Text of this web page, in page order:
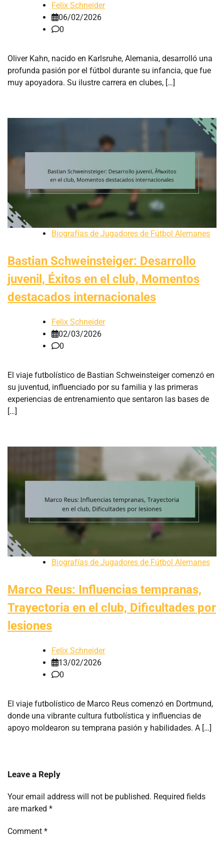
Felix Schneider
06/02/2026
0
Oliver Kahn, nacido en Karlsruhe, Alemania, desarrolló una
profunda pasión por el fútbol durante su infancia, que fue
muy apoyadora. Su ilustre carrera en clubes, […]
Biografías de Jugadores de Fútbol Alemanes
Bastian Schweinsteiger: Desarrollo
juvenil, Éxitos en el club, Momentos
destacados internacionales
Felix Schneider
02/03/2026
0
El viaje futbolístico de Bastian Schweinsteiger comenzó en
su juventud, influenciado por su familia y las primeras
experiencias de entrenamiento que sentaron las bases de
[…]
Biografías de Jugadores de Fútbol Alemanes
Marco Reus: Influencias tempranas,
Trayectoria en el club, Dificultades por
lesiones
Felix Schneider
13/02/2026
0
El viaje futbolístico de Marco Reus comenzó en Dortmund,
donde una vibrante cultura futbolística y influencias de
apoyo moldearon su temprana pasión y habilidades. A […]
Leave a Reply
Your email address will not be published. Required fields
are marked *
Comment *